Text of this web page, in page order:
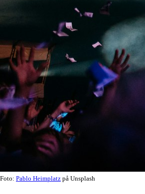
Foto: Pablo Heimplatz på Unsplash